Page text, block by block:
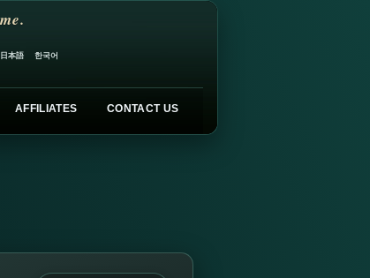
日本語 한국어
AFFILIATES CONTACT US